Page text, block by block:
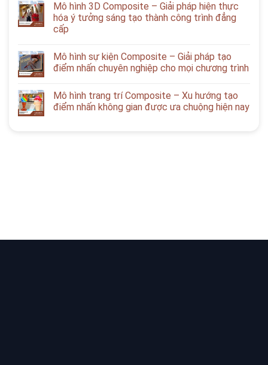
Mô hình 3D Composite – Giải pháp hiện thực
hóa ý tưởng sáng tạo thành công trình đẳng
cấp
Mô hình sự kiện Composite – Giải pháp tạo
điểm nhấn chuyên nghiệp cho mọi chương trình
Mô hình trang trí Composite – Xu hướng tạo
điểm nhấn không gian được ưa chuộng hiện nay